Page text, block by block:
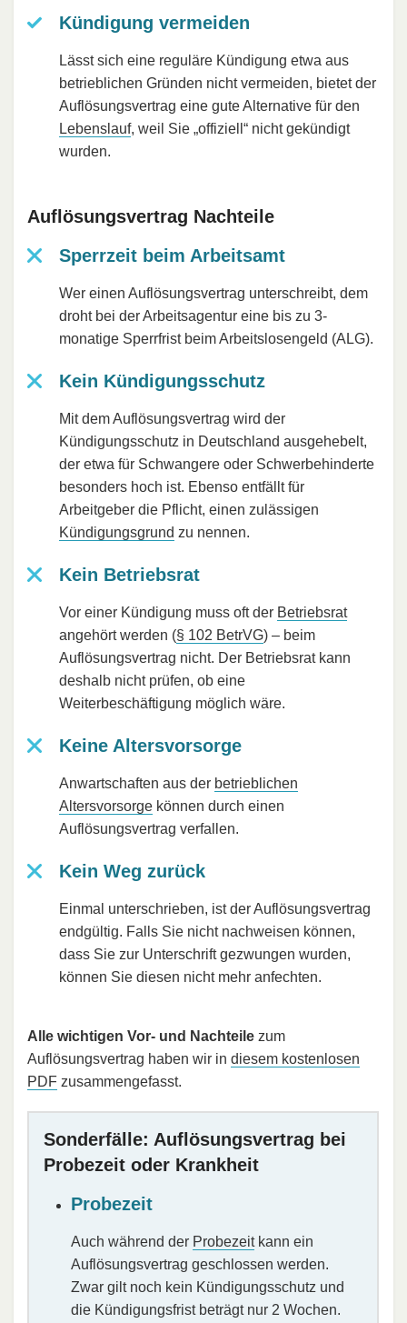
Kündigung vermeiden
Lässt sich eine reguläre Kündigung etwa aus
betrieblichen Gründen nicht vermeiden, bietet der
Auflösungsvertrag eine gute Alternative für den
Lebenslauf, weil Sie „offiziell“ nicht gekündigt
wurden.
Auflösungsvertrag Nachteile
Sperrzeit beim Arbeitsamt
Wer einen Auflösungsvertrag unterschreibt, dem
droht bei der Arbeitsagentur eine bis zu 3-
monatige Sperrfrist beim Arbeitslosengeld (ALG).
Kein Kündigungsschutz
Mit dem Auflösungsvertrag wird der
Kündigungsschutz in Deutschland ausgehebelt,
der etwa für Schwangere oder Schwerbehinderte
besonders hoch ist. Ebenso entfällt für
Arbeitgeber die Pflicht, einen zulässigen
Kündigungsgrund zu nennen.
Kein Betriebsrat
Vor einer Kündigung muss oft der Betriebsrat
angehört werden (§ 102 BetrVG) – beim
Auflösungsvertrag nicht. Der Betriebsrat kann
deshalb nicht prüfen, ob eine
Weiterbeschäftigung möglich wäre.
Keine Altersvorsorge
Anwartschaften aus der betrieblichen
Altersvorsorge können durch einen
Auflösungsvertrag verfallen.
Kein Weg zurück
Einmal unterschrieben, ist der Auflösungsvertrag
endgültig. Falls Sie nicht nachweisen können,
dass Sie zur Unterschrift gezwungen wurden,
können Sie diesen nicht mehr anfechten.
Alle wichtigen Vor- und Nachteile zum
Auflösungsvertrag haben wir in diesem kostenlosen
PDF zusammengefasst.
Sonderfälle: Auflösungsvertrag bei
Probezeit oder Krankheit
Probezeit
Auch während der Probezeitkann ein
Auflösungsvertrag geschlossen werden.
Zwar gilt noch kein Kündigungsschutz und
die Kündigungsfrist beträgt nur 2 Wochen.